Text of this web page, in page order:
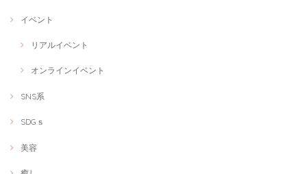
イベント
リアルイベント
オンラインイベント
SNS系
SDGｓ
美容